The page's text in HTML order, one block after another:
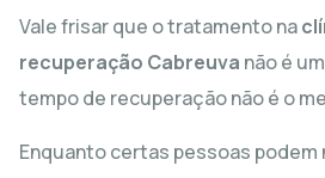
Vale frisar que o tratamento na
recuperação Cabreuva não é
tempo de recuperação não é o
Enquanto certas pessoas